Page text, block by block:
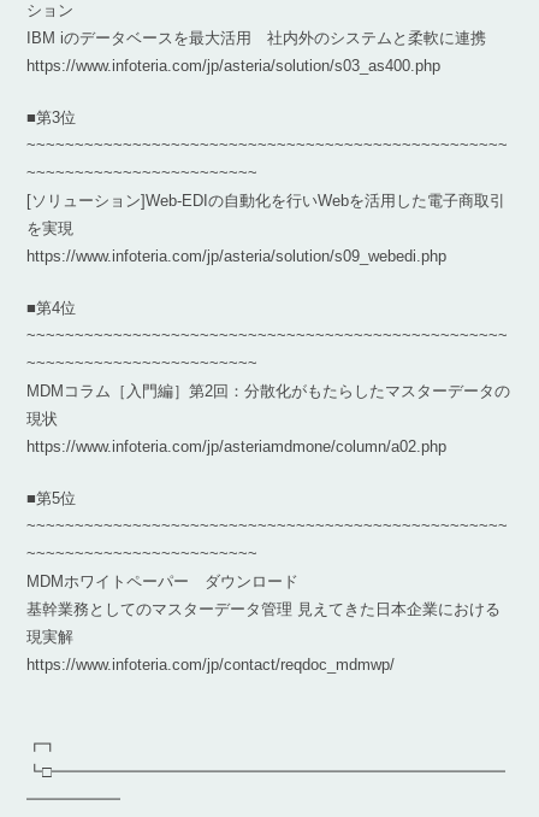
ション
IBM iのデータベースを最大活用 社内外のシステムと柔軟に連携
https://www.infoteria.com/jp/asteria/solution/s03_as400.php
■第3位
~~~~~~~~~~~~~~~~~~~~~~~~~~~~~~~~~~~~~~~~~~~~~~~~~~
~~~~~~~~~~~~~~~~~~~~~~~~
[ソリューション]Web-EDIの自動化を行いWebを活用した電子商取引
を実現
https://www.infoteria.com/jp/asteria/solution/s09_webedi.php
■第4位
~~~~~~~~~~~~~~~~~~~~~~~~~~~~~~~~~~~~~~~~~~~~~~~~~~
~~~~~~~~~~~~~~~~~~~~~~~~
MDMコラム［入門編］第2回：分散化がもたらしたマスターデータの
現状
https://www.infoteria.com/jp/asteriamdmone/column/a02.php
■第5位
~~~~~~~~~~~~~~~~~~~~~~~~~~~~~~~~~~~~~~~~~~~~~~~~~~
~~~~~~~~~~~~~~~~~~~~~~~~
MDMホワイトペーパー ダウンロード
基幹業務としてのマスターデータ管理 見えてきた日本企業における
現実解
https://www.infoteria.com/jp/contact/reqdoc_mdmwp/
┏┓
┗□━━━━━━━━━━━━━━━━━━━━━━━━━━━━━
━━━━━━